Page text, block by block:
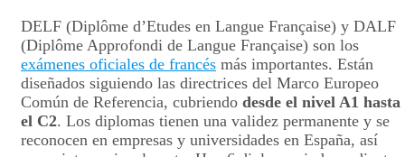
DELF (Diplôme d’Etudes en Langue Française) y DALF
(Diplôme Approfondi de Langue Française) son los
exámenes oficiales de francés más importantes. Están
diseñados siguiendo las directrices del Marco Europeo
Común de Referencia, cubriendo desde el nivel A1 hasta
el C2. Los diplomas tienen una validez permanente y se
reconocen en empresas y universidades en España, así